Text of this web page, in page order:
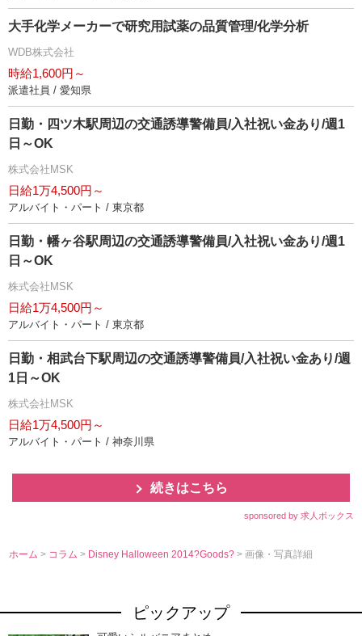
大手化学メーカーで研究用試薬の品質管理/化学分析
WDB株式会社
時給1,600円～
派遣社員 / 愛知県
日勤・四ツ木駅周辺の交通誘導警備員/入社祝い金あり/週1
日～OK
株式会社MSK
日給1万4,500円～
アルバイト・パート / 東京都
日勤・幡ヶ谷駅周辺の交通誘導警備員/入社祝い金あり/週1
日～OK
株式会社MSK
日給1万4,500円～
アルバイト・パート / 東京都
日勤・相武台下駅周辺の交通誘導警備員/入社祝い金あり/週
1日～OK
株式会社MSK
日給1万4,500円～
アルバイト・パート / 神奈川県
続きはこちら
sponsored by 求人ボックス
ホーム > コラム> Disney Halloween 2014?Goods?> 画像・写真詳細
ピックアップ